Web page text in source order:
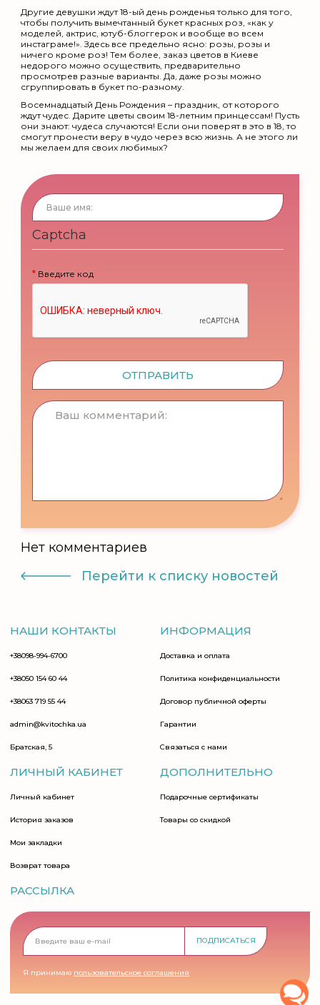
Другие девушки ждут 18-ый день рожденья только для того,
чтобы получить вымечтанный букет красных роз, «как у
моделей, актрис, ютуб-блоггерок и вообще во всем
инстаграме!». Здесь все предельно ясно: розы, розы и
ничего кроме роз! Тем более, заказ цветов в Киеве
недорого можно осуществить, предварительно
просмотрев разные варианты. Да, даже розы можно
сгруппировать в букет по-разному.
Восемнадцатый День Рождения – праздник, от которого
ждут чудес. Дарите цветы своим 18-летним принцессам! Пусть
они знают: чудеса случаются! Если они поверят в это в 18, то
смогут пронести веру в чудо через всю жизнь. А не этого ли
мы желаем для своих любимых?
Captcha
Введите код
ОТПРАВИТЬ
Нет комментариев
Перейти к списку новостей
НАШИ КОНТАКТЫ
+38098-994-6700
+38050 154 60 44
+38063 719 55 44
admin@kvitochka.ua
Братская, 5
ИНФОРМАЦИЯ
Доставка и оплата
Политика конфиденциальности
Договор публичной оферты
Гарантии
Связаться с нами
ЛИЧНЫЙ КАБИНЕТ
Личный кабинет
История заказов
Мои закладки
Возврат товара
ДОПОЛНИТЕЛЬНО
Подарочные сертификаты
Товары со скидкой
РАССЫЛКА
ПОДПИСАТЬСЯ
Я принимаю пользовательское соглашения